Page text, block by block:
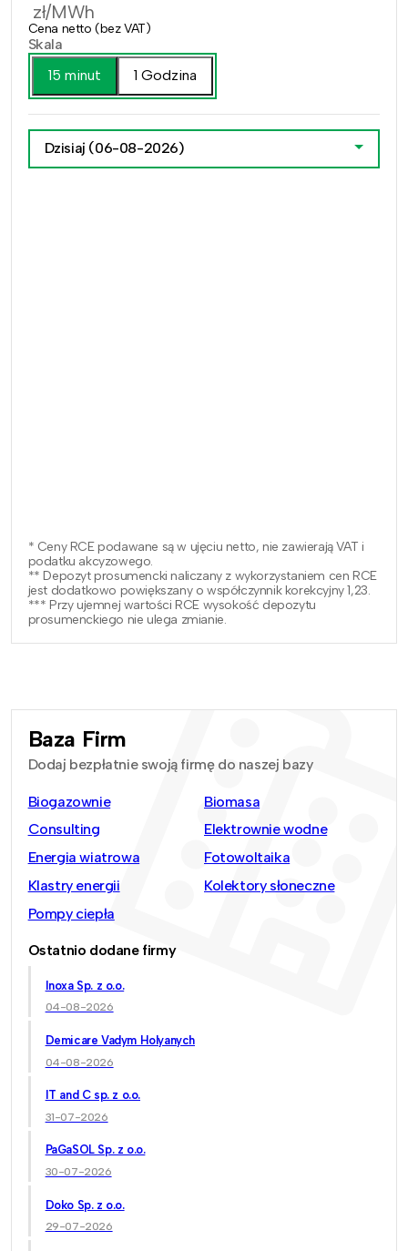
zł/MWh
Cena netto (bez VAT)
Skala
15 minut
1 Godzina
Dzisiaj (06-08-2026)
* Ceny RCE podawane są w ujęciu netto, nie zawierają VAT i
podatku akcyzowego.
** Depozyt prosumencki naliczany z wykorzystaniem cen RCE
jest dodatkowo powiększany o współczynnik korekcyjny 1,23.
*** Przy ujemnej wartości RCE wysokość depozytu
prosumenckiego nie ulega zmianie.
Baza Firm
Dodaj bezpłatnie swoją firmę do naszej bazy
Biogazownie
Biomasa
Consulting
Elektrownie wodne
Energia wiatrowa
Fotowoltaika
Klastry energii
Kolektory słoneczne
Pompy ciepła
Ostatnio dodane firmy
Inoxa Sp. z o.o.
04-08-2026
Demicare Vadym Holyanych
04-08-2026
IT and C sp. z o.o.
31-07-2026
PaGaSOL Sp. z o.o.
30-07-2026
Doko Sp. z o.o.
29-07-2026